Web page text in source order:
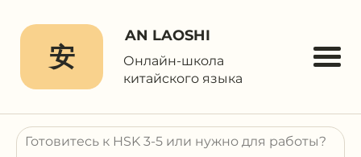
安
AN LAOSHI
Онлайн-школа
китайского языка
Готовитесь к HSK 3-5 или нужно для работы?